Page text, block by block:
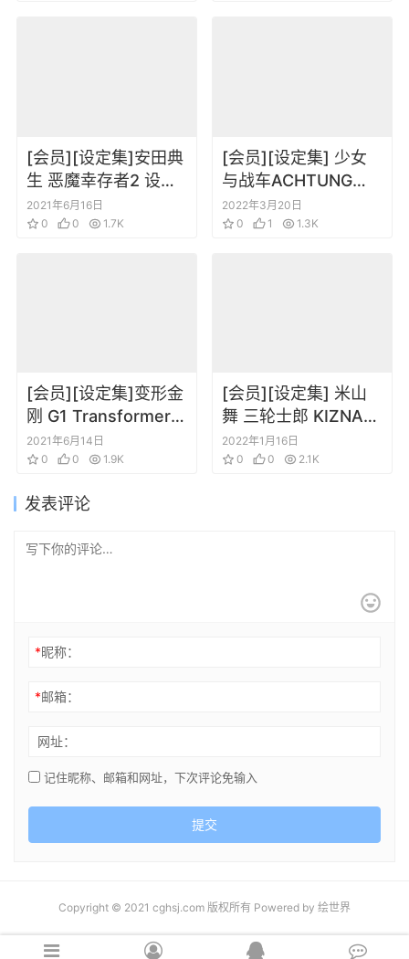
[会员][设定集]安田典
生 恶魔幸存者2 设定
资料集
2021年6月16日
0
0 1.7K
[会员][设定集] 少女
与战车ACHTUNG
GIRLS und PANZER
动画官方设定3部曲
2022年3月20日
0
1 1.3K
[会员][设定集]变形金
刚 G1 Transformers
视觉线稿设定原画集
2021年6月14日
0
0 1.9K
[会员][设定集] 米山
舞 三轮士郎 KIZNAVI
BOOK 01羁绊者 设定
集
2022年1月16日
0
0 2.1K
发表评论
*昵称：
*邮箱：
网址：
记住昵称、邮箱和网址，下次评论免输入
提交
Copyright © 2021 cghsj.com 版权所有 Powered by 绘世界